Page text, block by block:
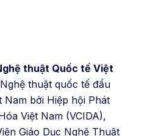
thuật Quốc tế Việt
thuật quốc tế đầu
bởi Hiệp hội Phát
Việt Nam (VCIDA),
Giáo Dục Nghệ Thuật